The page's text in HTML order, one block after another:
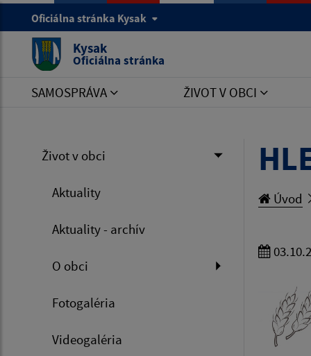
Oficiálna stránka Kysak
Kysak
Oficiálna stránka
SAMOSPRÁVA ŽIVOT V OBCI
Život v obci
Aktuality
Aktuality - archív
O obci
Fotogaléria
Videogaléria
Úvod